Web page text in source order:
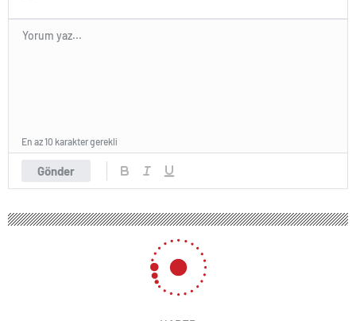
Gönder
En az 10 karakter gerekli